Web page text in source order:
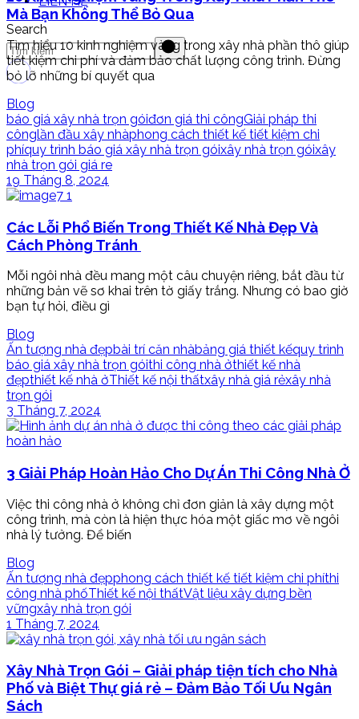
Search
Mà Bạn Không Thể Bỏ Qua
Tìm hiểu 10 kinh nghiệm vàng trong xây nhà phần thô giúp
tiết kiệm chi phí và đảm bảo chất lượng công trình. Đừng
bỏ lỡ những bí quyết qua
Blog
báo giá xây nhà trọn góiđơn giá thi côngGiải pháp thi
cônglần đầu xây nhàphong cách thiết kế tiết kiệm chi
phíquy trình báo giá xây nhà trọn góixây nhà trọn góixây
nhà trọn gói giá re
19 Tháng 8, 2024
Các Lỗi Phổ Biến Trong Thiết Kế Nhà Đẹp Và
Cách Phòng Tránh
Mỗi ngôi nhà đều mang một câu chuyện riêng, bắt đầu từ
những bản vẽ sơ khai trên tờ giấy trắng. Nhưng có bao giờ
bạn tự hỏi, điều gì
Blog
Ấn tượng nhà đẹpbài trí căn nhàbảng giá thiết kếquy trình
báo giá xây nhà trọn góithi công nhà ởthiết kế nhà
đẹpthiết kế nhà ởThiết kế nội thấtxây nhà giá rẻxây nhà
trọn gói
3 Tháng 7, 2024
3 Giải Pháp Hoàn Hảo Cho Dự Án Thi Công Nhà Ở
Việc thi công nhà ở không chỉ đơn giản là xây dựng một
công trình, mà còn là hiện thực hóa một giấc mơ về ngôi
nhà lý tưởng. Để biến
Blog
Ấn tượng nhà đẹpphong cách thiết kế tiết kiệm chi phíthi
công nhà phốThiết kế nội thấtVật liệu xây dựng bền
vữngxây nhà trọn gói
1 Tháng 7, 2024
Xây Nhà Trọn Gói – Giải pháp tiện tích cho Nhà
Phố và Biệt Thự giá rẻ – Đảm Bảo Tối Ưu Ngân
Sách